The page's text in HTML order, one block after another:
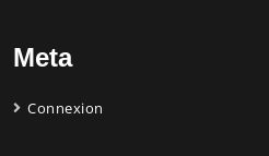
Meta
Connexion